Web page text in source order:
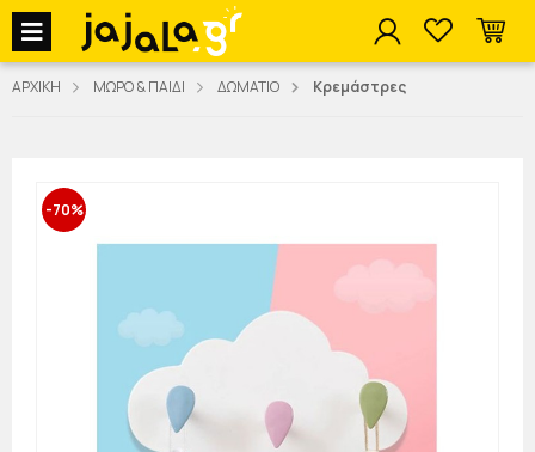
jajala Menu
ΑΡΧΙΚΗ ΜΩΡΟ & ΠΑΙΔΙ ΔΩΜΑΤΙΟ Κρεμάστρες
-70%